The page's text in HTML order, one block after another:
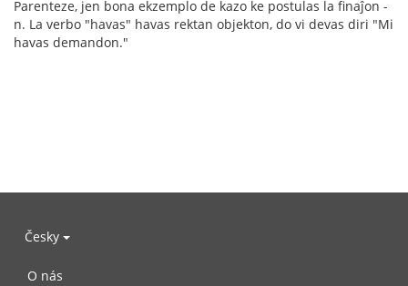
Parenteze, jen bona ekzemplo de kazo ke postulas la finaĵon -
n. La verbo "havas" havas rektan objekton, do vi devas diri "Mi
havas demandon."
Česky
O nás